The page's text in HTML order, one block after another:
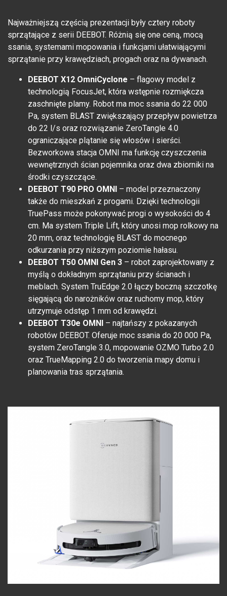
Najważniejszą częścią prezentacji były cztery roboty
sprzątające z serii DEEBOT. Różnią się one ceną, mocą
ssania, systemami mopowania i funkcjami ułatwiającymi
sprzątanie przy krawędziach, progach oraz na dywanach.
DEEBOT X12 OmniCyclone – flagowy model z
technologią FocusJet, która wstępnie rozmiękcza
zaschnięte plamy. Robot ma moc ssania do 22 000
Pa, system BLAST zwiększający przepływ powietrza
do 22 l/s oraz rozwiązanie ZeroTangle 4.0
ograniczające plątanie się włosów i sierści.
Bezworkowa stacja OMNI ma funkcję czyszczenia
wewnętrznych ścian pojemnika oraz dwa zbiorniki na
środki czyszczące.
DEEBOT T90 PRO OMNI
– model przeznaczony
także do mieszkań z progami. Dzięki technologii
TruePass może pokonywać progi o wysokości do 4
cm. Ma system Triple Lift, który unosi mop rolkowy na
20 mm, oraz technologię BLAST do mocnego
odkurzania przy niższym poziomie hałasu.
DEEBOT T50 OMNI Gen 3 – robot zaprojektowany z
myślą o dokładnym sprzątaniu przy ścianach i
meblach. System TruEdge 2.0 łączy boczną szczotkę
sięgającą do narożników oraz ruchomy mop, który
utrzymuje odstęp 1 mm od krawędzi.
DEEBOT T30e OMNI
– najtańszy z pokazanych
robotów DEEBOT. Oferuje moc ssania do 20 000 Pa,
system ZeroTangle 3.0, mopowanie OZMO Turbo 2.0
oraz TrueMapping 2.0 do tworzenia mapy domu i
planowania tras sprzątania.